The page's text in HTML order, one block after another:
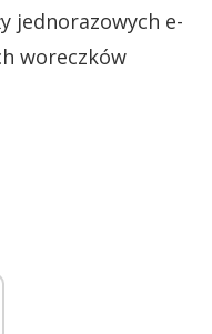
jednorazowych e-
woreczków